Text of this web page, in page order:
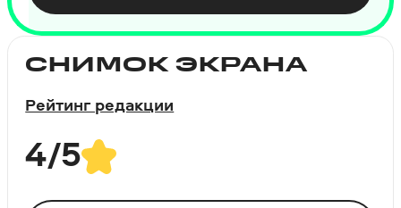
СНИМОК ЭКРАНА
Рейтинг редакции
4/5